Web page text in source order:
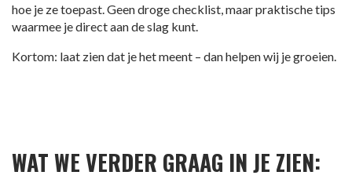
hoe je ze toepast. Geen droge checklist, maar praktische tips
waarmee je direct aan de slag kunt.
Kortom: laat zien dat je het meent – dan helpen wij je groeien.
WAT WE VERDER GRAAG IN JE ZIEN: